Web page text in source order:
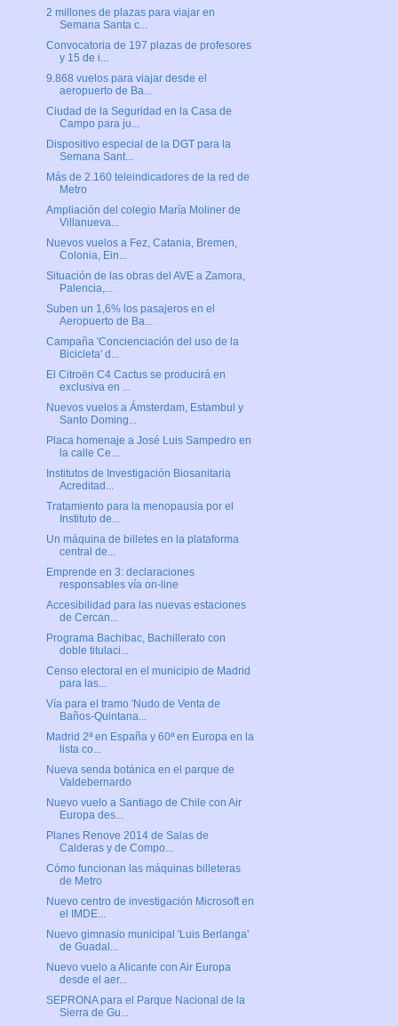
2 millones de plazas para viajar en
Semana Santa c...
Convocatoria de 197 plazas de profesores
y 15 de i...
9.868 vuelos para viajar desde el
aeropuerto de Ba...
Ciudad de la Seguridad en la Casa de
Campo para ju...
Dispositivo especial de la DGT para la
Semana Sant...
Más de 2.160 teleindicadores de la red de
Metro
Ampliación del colegio María Moliner de
Villanueva...
Nuevos vuelos a Fez, Catania, Bremen,
Colonia, Ein...
Situación de las obras del AVE a Zamora,
Palencia,...
Suben un 1,6% los pasajeros en el
Aeropuerto de Ba...
Campaña 'Concienciación del uso de la
Bicicleta' d...
El Citroën C4 Cactus se producirá en
exclusiva en ...
Nuevos vuelos a Ámsterdam, Estambul y
Santo Doming...
Placa homenaje a José Luis Sampedro en
la calle Ce...
Institutos de Investigación Biosanitaria
Acreditad...
Tratamiento para la menopausia por el
Instituto de...
Un máquina de billetes en la plataforma
central de...
Emprende en 3: declaraciones
responsables vía on-line
Accesibilidad para las nuevas estaciones
de Cercan...
Programa Bachibac, Bachillerato con
doble titulaci...
Censo electoral en el municipio de Madrid
para las...
Vía para el tramo 'Nudo de Venta de
Baños-Quintana...
Madrid 2ª en España y 60ª en Europa en la
lista co...
Nueva senda botánica en el parque de
Valdebernardo
Nuevo vuelo a Santiago de Chile con Air
Europa des...
Planes Renove 2014 de Salas de
Calderas y de Compo...
Cómo funcionan las máquinas billeteras
de Metro
Nuevo centro de investigación Microsoft en
el IMDE...
Nuevo gimnasio municipal 'Luis Berlanga'
de Guadal...
Nuevo vuelo a Alicante con Air Europa
desde el aer...
SEPRONA para el Parque Nacional de la
Sierra de Gu...